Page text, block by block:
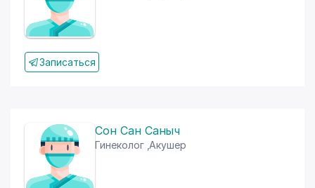
Записаться
Сон Сан Саныч
Гинеколог Акушер